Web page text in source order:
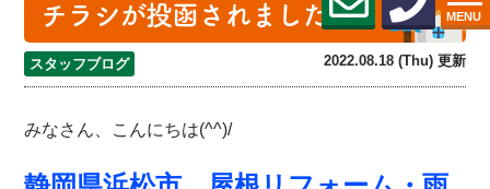
MENU
チラシが投函されました♪
スタッフブログ 2022.08.18 (Thu) 更新
みなさん、こんにちは(^^)/